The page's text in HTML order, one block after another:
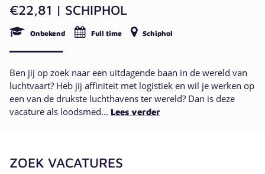
€22,81 | SCHIPHOL
Onbekend Full time Schiphol
Ben jij op zoek naar een uitdagende baan in de wereld van
luchtvaart? Heb jij affiniteit met logistiek en wil je werken op
een van de drukste luchthavens ter wereld? Dan is deze
vacature als loodsmed... Lees verder
ZOEK VACATURES